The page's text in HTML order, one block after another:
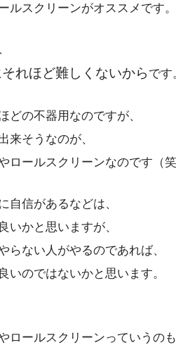
ルスクリーンがオススメです。
れほど難しくないから です
どの不器用なのですが、
来そうなのが、
ロールスクリーンなのです（笑
自信があるなどは、
いかと思いますが、
らない人がやるのであれば、
いのではないかと思います。
ロールスクリーンっていうのも